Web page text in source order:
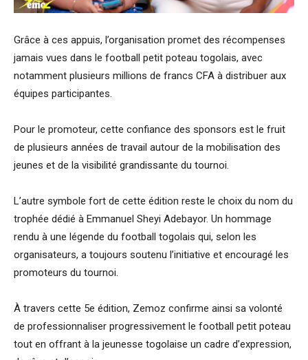
Grâce à ces appuis, l’organisation promet des récompenses
jamais vues dans le football petit poteau togolais, avec
notamment plusieurs millions de francs CFA à distribuer aux
équipes participantes.
Pour le promoteur, cette confiance des sponsors est le fruit
de plusieurs années de travail autour de la mobilisation des
jeunes et de la visibilité grandissante du tournoi.
L’autre symbole fort de cette édition reste le choix du nom du
trophée dédié à Emmanuel Sheyi Adebayor. Un hommage
rendu à une légende du football togolais qui, selon les
organisateurs, a toujours soutenu l’initiative et encouragé les
promoteurs du tournoi.
À travers cette 5e édition, Zemoz confirme ainsi sa volonté
de professionnaliser progressivement le football petit poteau
tout en offrant à la jeunesse togolaise un cadre d’expression,